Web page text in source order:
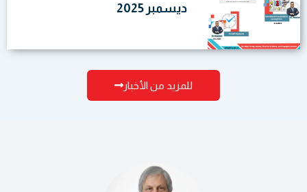
ديسمبر 2025
للمزيد من الأخبار